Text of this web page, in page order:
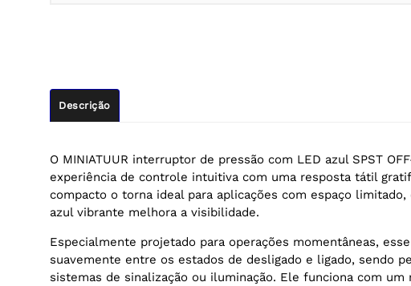
Descrição
O MINIATUUR interruptor de pressão com LED azul SPST
experiência de controle intuitiva com uma resposta tátil
compacto o torna ideal para aplicações com espaço limitado,
azul vibrante melhora a visibilidade.
Especialmente projetado para operações momentâneas,
suavemente entre os estados de desligado e ligado, sendo
sistemas de sinalização ou iluminação. Ele funciona com um